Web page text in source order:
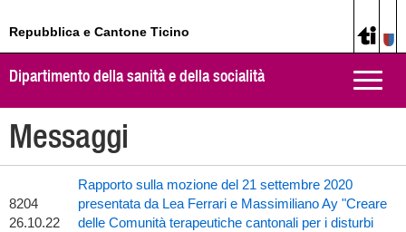
Repubblica e Cantone Ticino
Toggle
Dipartimento della sanità e della socialità
Messaggi
8204
26.10.22
Rapporto sulla mozione del 21 settembre 2020
presentata da Lea Ferrari e Massimiliano Ay "Creare
delle Comunità terapeutiche cantonali per i disturbi